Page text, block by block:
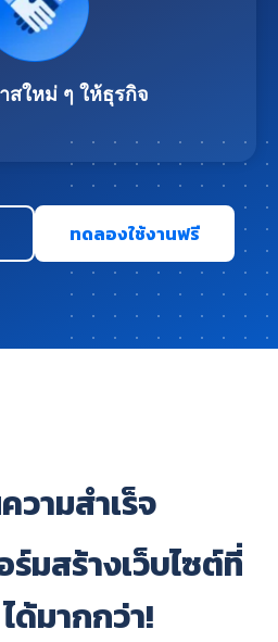
สใหม่ ๆ ให้ธุรกิจ
ทดลองใช้งานฟรี
วามสำเร็จ
มสร้างเว็บไซต์ที่
ด้มากกว่า!